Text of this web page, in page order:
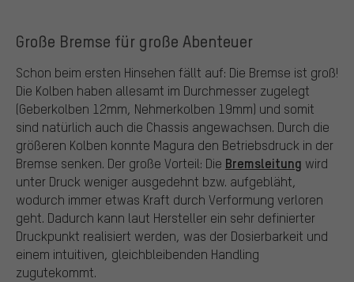
Große Bremse für große Abenteuer
Schon beim ersten Hinsehen fällt auf: Die Bremse ist groß!
Die Kolben haben allesamt im Durchmesser zugelegt
(Geberkolben 12mm, Nehmerkolben 19mm) und somit
sind natürlich auch die Chassis angewachsen. Durch die
größeren Kolben konnte Magura den Betriebsdruck in der
Bremse senken. Der große Vorteil: Die Bremsleitung wird
unter Druck weniger ausgedehnt bzw. aufgebläht,
wodurch immer etwas Kraft durch Verformung verloren
geht. Dadurch kann laut Hersteller ein sehr definierter
Druckpunkt realisiert werden, was der Dosierbarkeit und
einem intuitiven, gleichbleibenden Handling
zugutekommt.